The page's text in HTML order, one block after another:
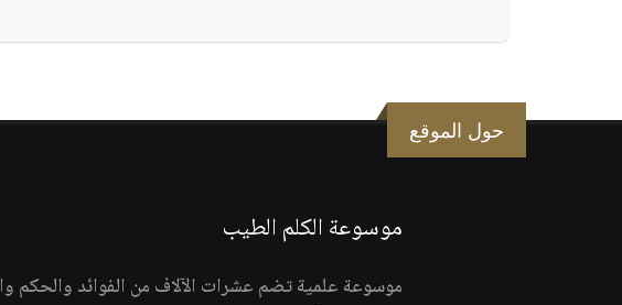
حول الموقع
موسوعة الكلم الطيب
موسوعة علمية تضم عشرات الآلاف من الفوائد والحكم